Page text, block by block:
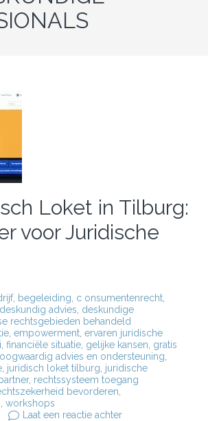
Loket in Tilburg:
voor Juridische
, begeleiding c onsumentenrecht
deskundig advies deskundige
rechtsgebieden behandeld
empowerment ervaren juridische
financiële situatie gelijke kansen gratis
advies en ondersteuning
juridisch loket tilburg juridische
, rechtssysteem toegang
bevorderen
workshops
Laat een reactie achterop